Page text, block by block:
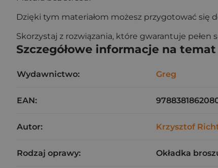
Dzięki tym materiałom możesz przygotować się
Skorzystaj z rozwiązania, które gwarantuje pełen
Szczegółowe informacje na
Wydawnictwo: Greg
EAN:
Autor: Krzysztof
Rodzaj oprawy: Okładka